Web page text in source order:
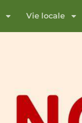
Vie locale